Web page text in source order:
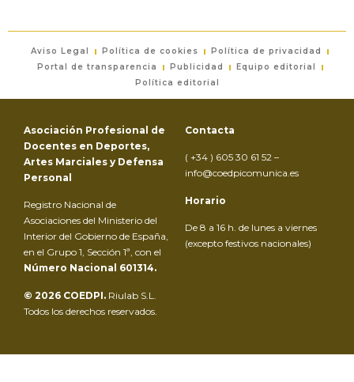
Aviso Legal Política de cookies
Política de privacidad
Portal de transparencia
Publicidad
Equipo editorial
Política editorial
Asociación Profesional de
Docentes en Deportes,
Artes Marciales y Defensa
Personal
Registro Nacional de
Asociaciones del Ministerio del
Interior del Gobierno de España,
en el Grupo 1, Sección 1ª, con el
Número Nacional 601314.
© 2026 COEDPI. Riulab S.L.
Todos los derechos reservados.
Contacta
( +34 ) 605 30 61 52 –
info@coedpicomunica.es
Horario
De 8 a 16 h. de lunes a viernes
(excepto festivos nacionales)